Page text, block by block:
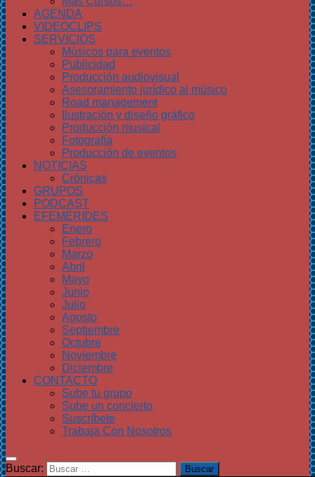
AGENDA
VIDEOCLIPS
SERVICIOS
Músicos para eventos
Publicidad
Producción audiovisual
Asesoramiento jurídico al músico
Road management
Ilustración y diseño gráfico
Producción musical
Fotografía
Producción de eventos
NOTICIAS
Crónicas
GRUPOS
PODCAST
EFEMÉRIDES
Enero
Febrero
Marzo
Abril
Mayo
Junio
Julio
Agosto
Septiembre
Octubre
Noviembre
Diciembre
CONTACTO
Sube tu grupo
Sube un concierto
Suscríbete
Trabaja Con Nosotros
Buscar: